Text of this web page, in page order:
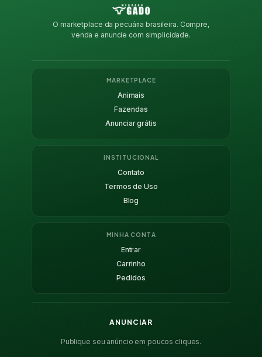
O marketplace da pecuária brasileira. Compre,
venda e anuncie com simplicidade.
MARKETPLACE
Animais
Fazendas
Anunciar grátis
INSTITUCIONAL
Contato
Termos de Uso
Blog
MINHA CONTA
Entrar
Carrinho
Pedidos
ANUNCIAR
Publique seu anúncio em poucos cliques.